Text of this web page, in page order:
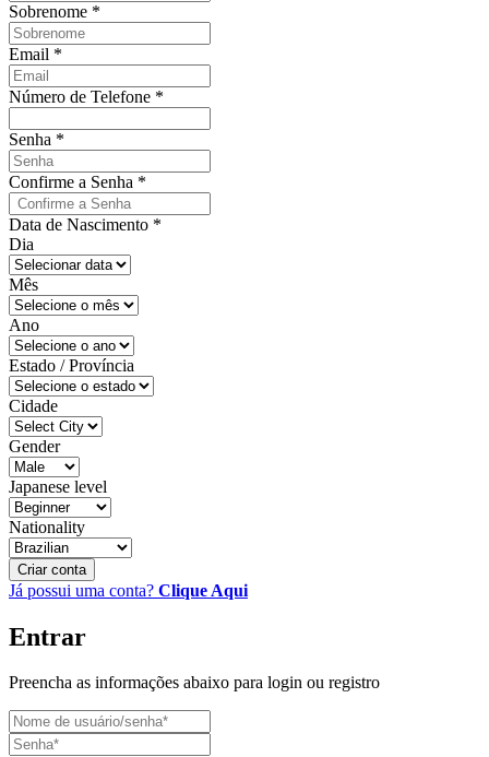
Sobrenome *
Email *
Número de Telefone *
Senha *
Confirme a Senha *
Data de Nascimento *
Dia
Mês
Ano
Estado / Província
Cidade
Gender
Japanese level
Nationality
Criar conta
Já possui uma conta? Clique Aqui
Entrar
Preencha as informações abaixo para login ou registro